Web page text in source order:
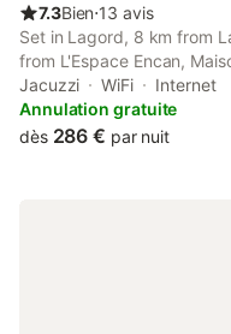
7.3Bien⋅13 avis
Set in Lagord, 8 km from
from L'Espace Encan,
Lagord offers a garden
located 9.3 km from Parc
Jacuzzi WiFi
Internet
Annulation gratuite
dès 286 € par nuit